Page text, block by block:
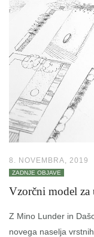
8. NOVEMBRA, 2019
ZADNJE OBJAVE
Vzorčni model
Z Mino Lunder in
novega naselja